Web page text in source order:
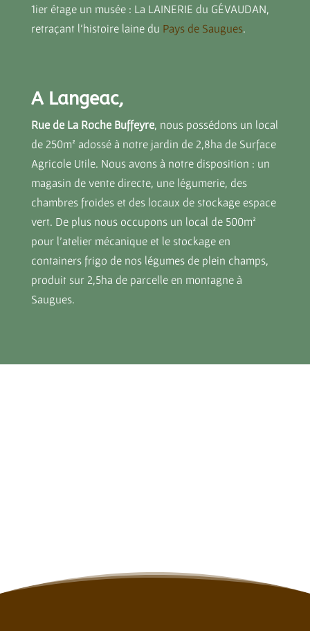
1ier étage un musée : La LAINERIE du GÉVAUDAN,
retraçant l’histoire laine du Pays de Saugues.
A Langeac,
Rue de La Roche Buffeyre, nous possédons un local
de 250m² adossé à notre jardin de 2,8ha de Surface
Agricole Utile. Nous avons à notre disposition : un
magasin de vente directe, une légumerie, des
chambres froides et des locaux de stockage espace
vert. De plus nous occupons un local de 500m²
pour l’atelier mécanique et le stockage en
containers frigo de nos légumes de plein champs,
produit sur 2,5ha de parcelle en montagne à
Saugues.